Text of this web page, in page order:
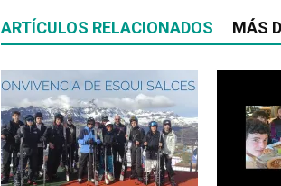
ARTÍCULOS RELACIONADOS MÁS